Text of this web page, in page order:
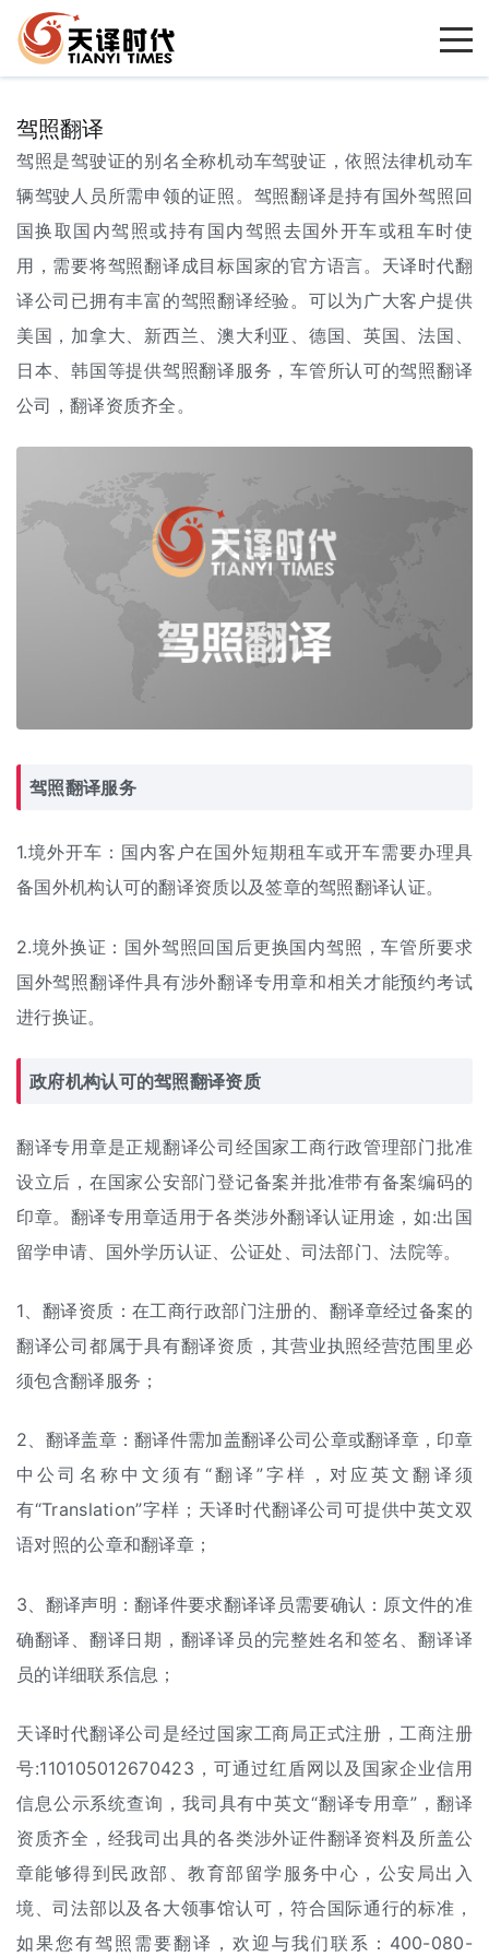
驾照翻译
驾照是驾驶证的别名全称机动车驾驶证，依照法律机动车
辆驾驶人员所需申领的证照。 驾照翻译是持有国外驾照回
国换取国内驾照或持有国内驾照去国外开车或租车时使
用，需要将驾照翻译成目标国家的官方语言。天译时代翻
译公司 已拥有丰富的驾照翻译经验。可以为广大客户提供
美国，加拿大、新西兰、澳大利亚、德国、英国、法国、
日本、韩国等提供驾照翻译服务，车管所认可的驾照翻译
公司，翻译资质齐全。
驾照翻译服务
1.境外开车：国内客户在国外短期租车或开车需要办理具
备国外机构认可的翻译资质以及签章的驾照翻译认证。
2.境外换证：国外驾照回国后更换国内驾照，车管所要求
国外驾照翻译件具有涉外翻译专用章和相关才能预约考试
进行换证。
政府机构认可的驾照翻译资质
翻译专用章是正规翻译公司经国家工商行政管理部门批准
设立后，在国家公安部门登记备案并批准带有备案编码的
印章。翻译专用章适用于各类涉外翻译认证用途，如:出国
留学申请、国外学历认证、公证处、司法部门、法院等。
1、翻译资质：在工商行政部门注册的、翻译章经过备案的
翻译公司都属于具有翻译资质，其营业执照经营范围里必
须包含翻译服务；
2、翻译盖章：翻译件需加盖翻译公司公章或翻译章，印章
中公司名称中文须有“翻译”字样，对应英文翻译须
有“Translation”字样；天译时代翻译公司可提供中英文双
语对照的公章和翻译章；
3、翻译声明：翻译件要求翻译译员需要确认：原文件的准
确翻译、翻译日期，翻译译员的完整姓名和签名、翻译译
员的详细联系信息；
天译时代翻译公司是经过国家工商局正式注册，工商注册
号:110105012670423，可通过红盾网以及国家企业信用
信息公示系统查询，我司具有中英文“翻译专用章”，翻译
资质齐全，经我司出具的各类涉外证件翻译资料及所盖公
章能够得到民政部、教育部留学服务中心，公安局出入
境、司法部以及各大领事馆认可，符合国际通行的标准，
如果您有驾照需要翻译，欢迎与我们联系：400-080-